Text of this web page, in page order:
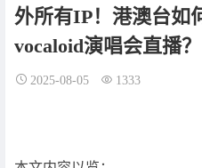
外所有IP！港澳台如
vocaloid演唱会直播？
2025-08-05 1333